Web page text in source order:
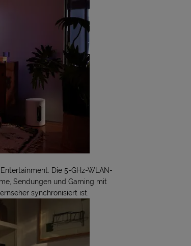
Die 5-GHz-WLAN-
Sendungen und Gaming mit
synchronisiert ist.